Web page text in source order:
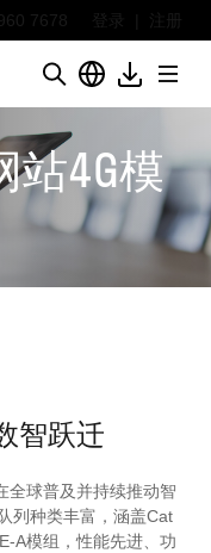
960 7678 登录
站4G模
智跃迁
在全球普及并持续推动智
列种类丰富，涵盖Cat
，性能先进、功